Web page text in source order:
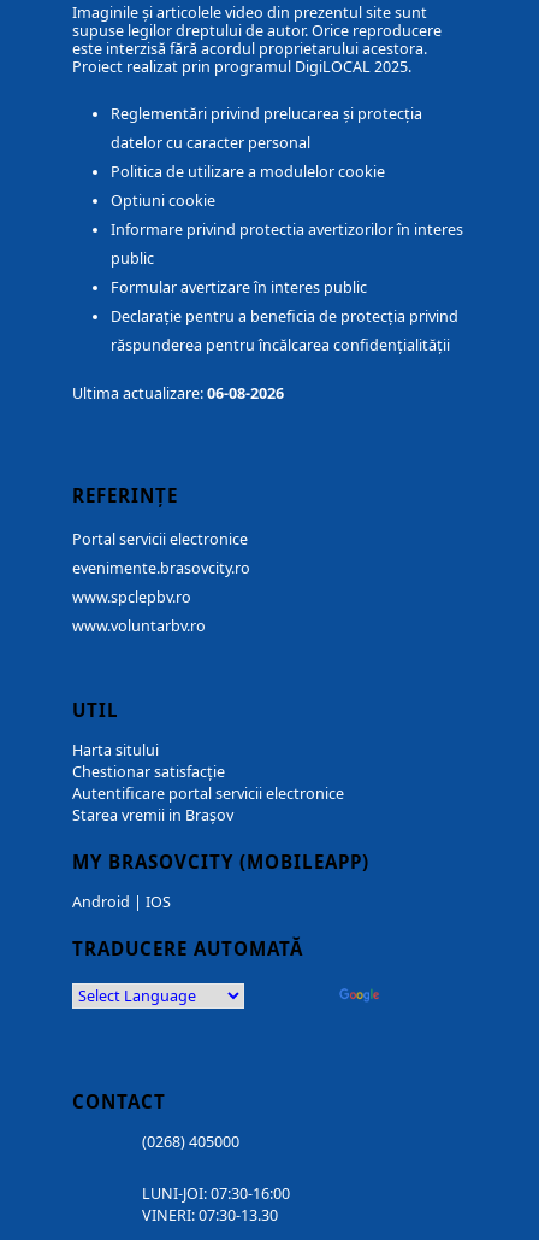
Imaginile și articolele video din prezentul site sunt
supuse legilor dreptului de autor. Orice reproducere
este interzisă fără acordul proprietarului acestora.
Proiect realizat prin programul DigiLOCAL 2025.
Reglementări privind prelucarea și protecția
datelor cu caracter personal
Politica de utilizare a modulelor cookie
Optiuni cookie
Informare privind protectia avertizorilor în interes
public
Formular avertizare în interes public
Declarație pentru a beneficia de protecția privind
răspunderea pentru încălcarea confidențialității
Ultima actualizare:06-08-2026
REFERINȚE
Portal servicii electronice
evenimente.brasovcity.ro
www.spclepbv.ro
www.voluntarbv.ro
UTIL
Harta sitului
Chestionar satisfacție
Autentificare portal servicii electronice
Starea vremii in Brașov
MY BRASOVCITY (MOBILEAPP)
Android | IOS
TRADUCERE AUTOMATĂ
CONTACT
(0268) 405000
LUNI-JOI: 07:30-16:00
VINERI: 07:30-13.30